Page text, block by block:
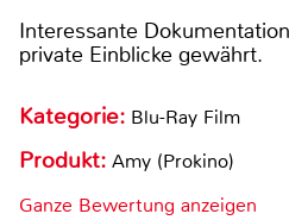
Interessante
private Einblicke gewährt.
Kategorie: Blu-Ray Film
Produkt: Amy (Prokino)
Ganze Bewertung anzeigen